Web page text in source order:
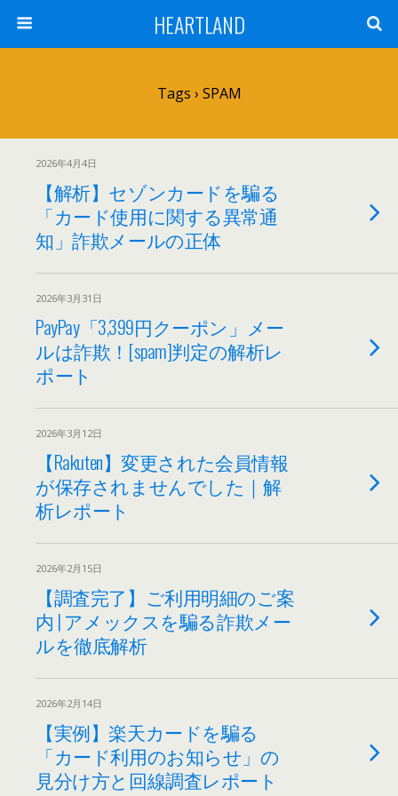
HEARTLAND
Tags › SPAM
2026年4月4日
【解析】セゾンカードを騙る
「カード使用に関する異常通
知」詐欺メールの正体
2026年3月31日
PayPay「3,399円クーポン」メー
ルは詐欺！[spam]判定の解析レ
ポート
2026年3月12日
【Rakuten】変更された会員情報
が保存されませんでした｜解
析レポート
2026年2月15日
【調査完了】ご利用明細のご案
内 | アメックスを騙る詐欺メー
ルを徹底解析
2026年2月14日
【実例】楽天カードを騙る
「カード利用のお知らせ」の
見分け方と回線調査レポート